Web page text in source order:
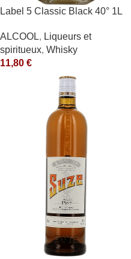
Label 5 Classic Black 40° 1L
ALCOOL, Liqueurs et
spiritueux, Whisky
11,80 €